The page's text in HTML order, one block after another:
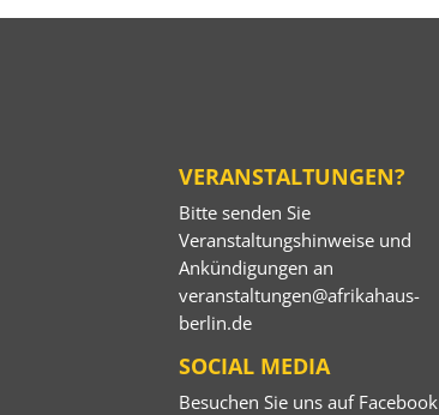
VERANSTALTUNGEN?
Bitte senden Sie
Veranstaltungshinweise und
Ankündigungen an
veranstaltungen@afrikahaus-
berlin.de
SOCIAL MEDIA
Besuchen Sie uns auf Facebook